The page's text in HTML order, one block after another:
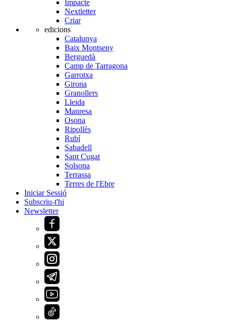
Impacte
Nextletter
Criar
edicions
Catalunya
Baix Montseny
Berguedà
Camp de Tarragona
Garrotxa
Girona
Granollers
Lleida
Manresa
Osona
Ripollès
Rubí
Sabadell
Sant Cugat
Solsona
Terrassa
Terres de l'Ebre
Iniciar Sessió
Subscriu-t'hi
Newsletter